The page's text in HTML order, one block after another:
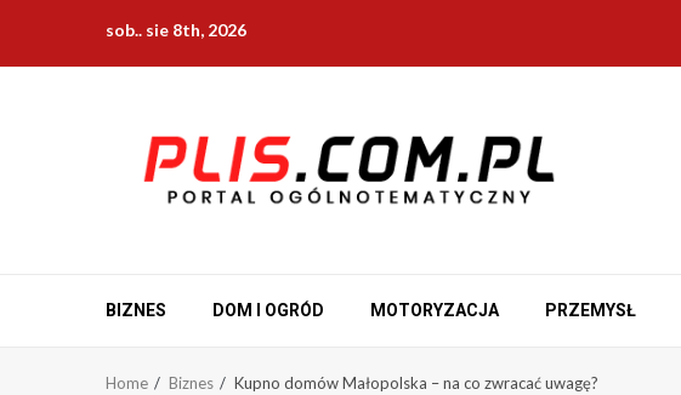
content
sob.. sie 8th, 2026
BIZNES DOM I OGRÓD MOTORYZACJA PRZEMYSŁ
Home Biznes Kupno domów Małopolska – na co zwracać uwagę?